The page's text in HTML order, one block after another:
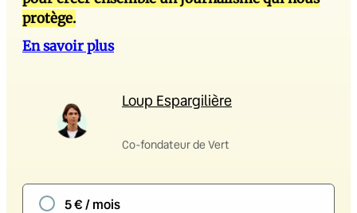
protège.
En savoir plus
Loup Espargilière
Co-fondateur de Vert
5 € / mois